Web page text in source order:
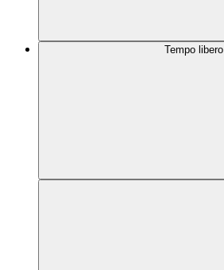
Tempo libero